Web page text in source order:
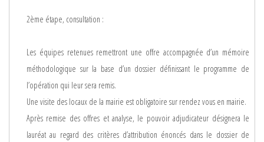
2ème étape, consultation :
Les équipes retenues remettront une offre accompagnée d’un mémoire
méthodologique sur la base d’un dossier définissant le programme de
l’opération qui leur sera remis.
Une visite des locaux de la mairie est obligatoire sur rendez vous en mairie.
Après remise des offres et analyse, le pouvoir adjudicateur désignera le
lauréat au regard des critères d’attribution énoncés dans le dossier de